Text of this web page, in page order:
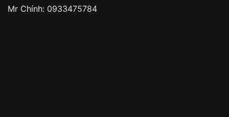
Mr Chính: 0933475784